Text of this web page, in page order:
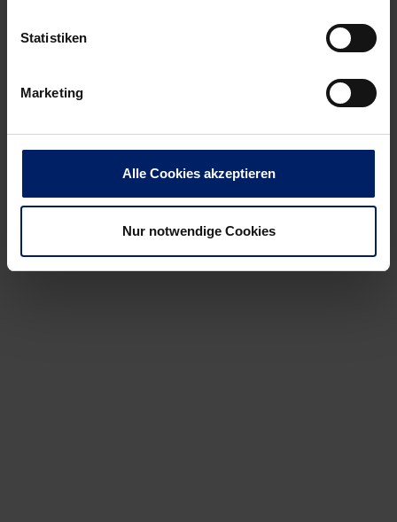
Statistiken
Marketing
Alle Cookies akzeptieren
Nur notwendige Cookies
Wenn du per E-Mail über Aktuelles aus der Löwenwelt
previous
News:
newst
News: